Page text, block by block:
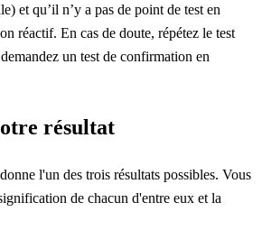
et qu’il n’y a pas de point de test en
réactif. En cas de doute, répétez le test
un test de confirmation en
résultat
l'un des trois résultats possibles. Vous
de chacun d'entre eux et la